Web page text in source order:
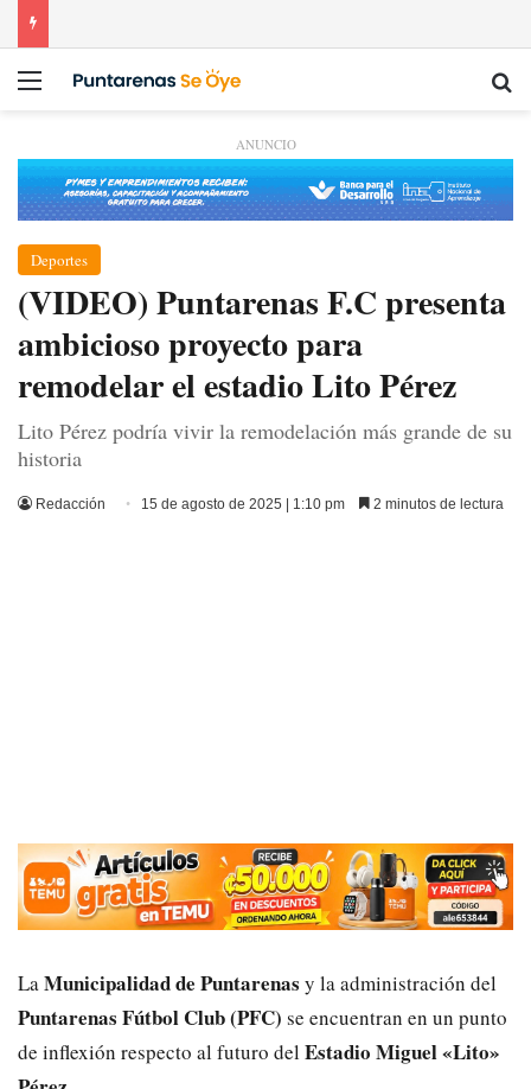
Menú
ANUNCIO
Deportes
(VIDEO) Puntarenas F.C presenta
ambicioso proyecto para
remodelar el estadio Lito Pérez
Lito Pérez podría vivir la remodelación más grande de su
historia
Redacción 15 de agosto de 2025 | 1:10 pm 2 minutos de lectura
LaMunicipalidad de Puntarenas y la administración del
Puntarenas Fútbol Club (PFC) se encuentran en un punto
de inflexión respecto al futuro del Estadio Miguel «Lito»